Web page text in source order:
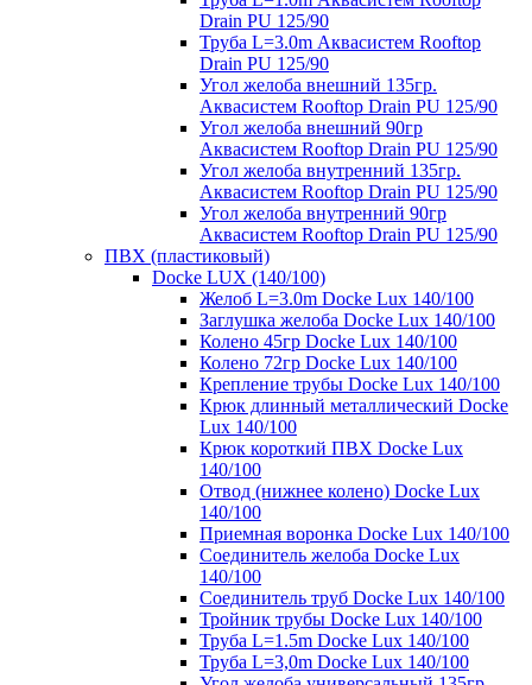
Drain PU 125/90
Труба L=3.0m Аквасистем Rooftop
Drain PU 125/90
Угол желоба внешний 135гр.
Аквасистем Rooftop Drain PU 125/90
Угол желоба внешний 90гр
Аквасистем Rooftop Drain PU 125/90
Угол желоба внутренний 135гр.
Аквасистем Rooftop Drain PU 125/90
Угол желоба внутренний 90гр
Аквасистем Rooftop Drain PU 125/90
ПВХ (пластиковый)
Docke LUX (140/100)
Желоб L=3.0m Docke Lux 140/100
Заглушка желоба Docke Lux 140/100
Колено 45гр Docke Lux 140/100
Колено 72гр Docke Lux 140/100
Крепление трубы Docke Lux 140/100
Крюк длинный металлический Docke
Lux 140/100
Крюк короткий ПВХ Docke Lux
140/100
Отвод (нижнее колено) Docke Lux
140/100
Приемная воронка Docke Lux 140/100
Соединитель желоба Docke Lux
140/100
Соединитель труб Docke Lux 140/100
Тройник трубы Docke Lux 140/100
Труба L=1.5m Docke Lux 140/100
Труба L=3,0m Docke Lux 140/100